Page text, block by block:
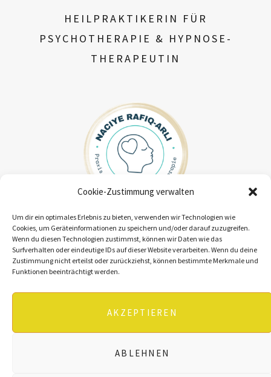
Cookie-Zustimmung verwalten
Um dir ein optimales Erlebnis zu bieten, verwenden wir Technologien wie
Cookies, um Geräteinformationen zu speichern und/oder darauf zuzugreifen.
Wenn du diesen Technologien zustimmst, können wir Daten wie das
Surfverhalten oder eindeutige IDs auf dieser Website verarbeiten. Wenn du deine
Zustimmung nicht erteilst oder zurückziehst, können bestimmte Merkmale und
Funktionen beeinträchtigt werden.
AKZEPTIEREN
ABLEHNEN
HEILPRAKTIKERIN FÜR
PSYCHOTHERAPIE & HYPNOSE-
THERAPEUTIN
KONTAKT
DATENSCHUTZ